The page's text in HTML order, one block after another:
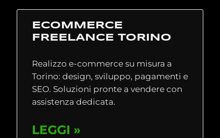
ECOMMERCE
FREELANCE TORINO
Realizzo e-commerce su misura a
Torino: design, sviluppo, pagamenti e
SEO. Soluzioni pronte a vendere con
assistenza dedicata.
LEGGI »